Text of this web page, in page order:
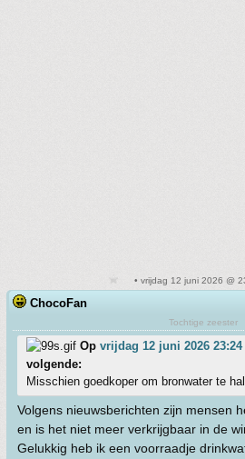
• vrijdag 12 juni 2026 @
ChocoFan
Tochtige zeester
Op vrijdag 12 juni 2026 23:24
volgende:
Misschien goedkoper om bronwater te
Volgens nieuwsberichten zijn mensen
en is het niet meer verkrijgbaar in de
Gelukkig heb ik een voorraadje